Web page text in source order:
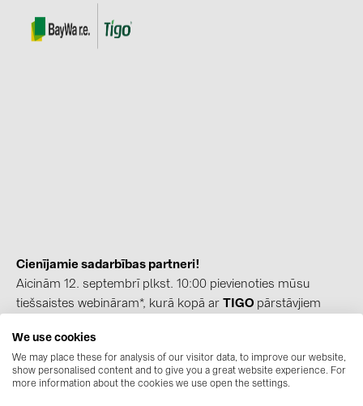
KATEGORIJAS
ABB (21)
AIKO Solar (2)
BAKS (51)
BUDMAT (6)
EVOPIPES (7)
Cienījamie sadarbības partneri!
Aicinām 12. septembrī plkst. 10:00 pievienoties mūsu
tiešsaistes webināram*, kurā kopā ar
TIGO pārstāvjiem
paneļu sistēmās.
Optimaizers novērš saules paneļu jaudas zudumus, ko
ietekmē noēnojums. Ierīce tiek uzstādīta atsevišķi skartajos
We use cookies
We may place these for analysis of our visitor data, to improve our website,
show personalised content and to give you a great website experience. For
more information about the cookies we use open the settings.